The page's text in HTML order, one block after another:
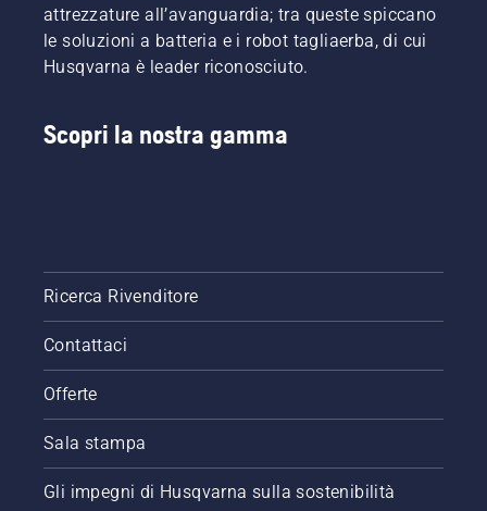
attrezzature all’avanguardia; tra queste spiccano
le soluzioni a batteria e i robot tagliaerba, di cui
Husqvarna è leader riconosciuto.
Scopri la nostra gamma
Ricerca Rivenditore
Contattaci
Offerte
Sala stampa
Gli impegni di Husqvarna sulla sostenibilità